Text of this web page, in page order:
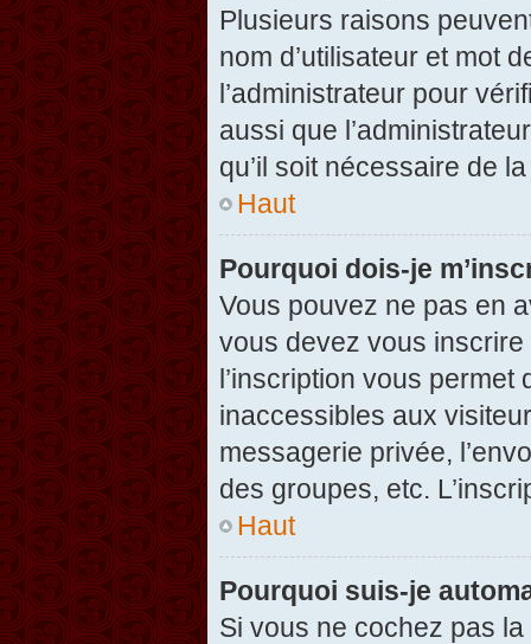
Plusieurs raisons
nom d’utilisateur et mot
l’administrateur pour
aussi que
qu’il soit nécessaire de
Haut
Pourquoi dois-je
Vous pouvez ne pas en
vous devez vous
l’inscription vous
inaccessibles aux
messagerie privée,
des groupes, etc.
Haut
Pourquoi suis-je
Si vous ne cochez pas